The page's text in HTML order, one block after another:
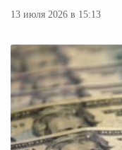
13 июля 2026 в 15:13